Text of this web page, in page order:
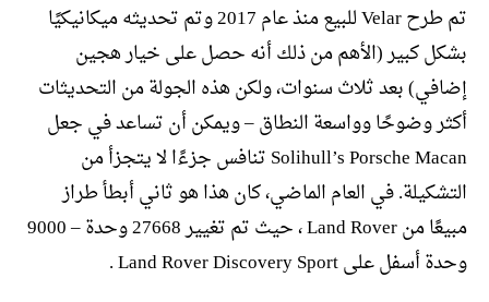
تم طرح Velar للبيع منذ عام 2017 وتم تحديثه ميكانيكيًا
بشكل كبير (الأهم من ذلك أنه حصل على خيار هجين
إضافي) بعد ثلاث سنوات، ولكن هذه الجولة من التحديثات
أكثر وضوحًا وواسعة النطاق – ويمكن أن تساعد في جعل
Solihull’s Porsche Macan تنافس جزءًا لا يتجزأ من
التشكيلة. في العام الماضي، كان هذا هو ثاني أبطأ طراز
مبيعًا من Land Rover ، حيث تم تغيير 27668 وحدة – 9000
وحدة أسفل على Land Rover Discovery Sport .